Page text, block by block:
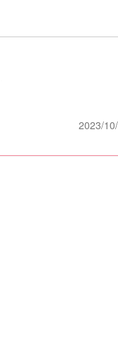
2023/